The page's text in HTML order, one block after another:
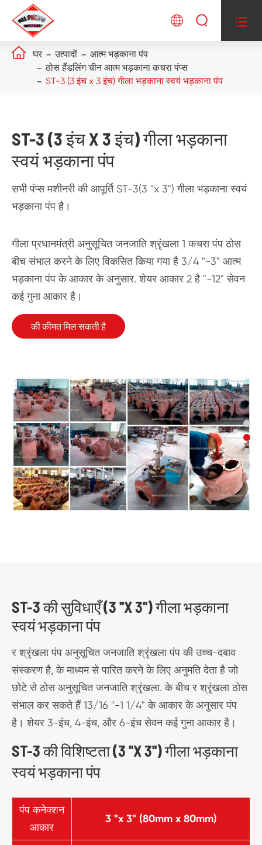
  
 घर उत्पादों
आत्म भड़काना पंप
ठोस हैंडलिंग चीन आत्म भड़काना कचरा पंप्स
ST-3 (3 इंच x 3 इंच) गीला भड़काना स्वयं भड़काना पंप
ST-3 (3 इंच X 3 इंच) गीला भड़काना
स्वयं भड़काना पंप
सभी पंप्स मशीनरी की आपूर्ति ST-3(3 "x 3") गीला भड़काना स्वयं
भड़काना पंप है।
गीला प्रधानमंत्री अनुसूचित जनजाति श्रृंखला 1 कचरा पंप ठोस
बीच संभाल करने के लिए विकसित किया गया है 3/4 "-3" आत्म
भड़काना पंप के आकार के अनुसार. शेयर आकार 2 है "-12" सेवन
कई गुना आकार है।
की कीमत मिल सकती है
ST-3 की सुविधाएँ (3 ''X 3'') गीला भड़काना
स्वयं भड़काना पंप
र श्रृंखला पंप अनुसूचित जनजाति श्रृंखला पंप की उच्च-दबाव
संस्करण है, के माध्यम से पारित करने के लिए अनुमति देता है जो
छोटे से ठोस अनुसूचित जनजाति श्रृंखला. के बीच र श्रृंखला ठोस
संभाल कर सकते हैं 13/16 "-1 1/4" के आकार के अनुसार पंप
है। शेयर 3-इंच, 4-इंच, और 6-इंच सेवन कई गुना आकार है।
ST-3 की विशिष्टता (3 ''X 3'') गीला भड़काना
स्वयं भड़काना पंप
पंप कनेक्शन
आकार
3 "x 3" (80mm x 80mm)